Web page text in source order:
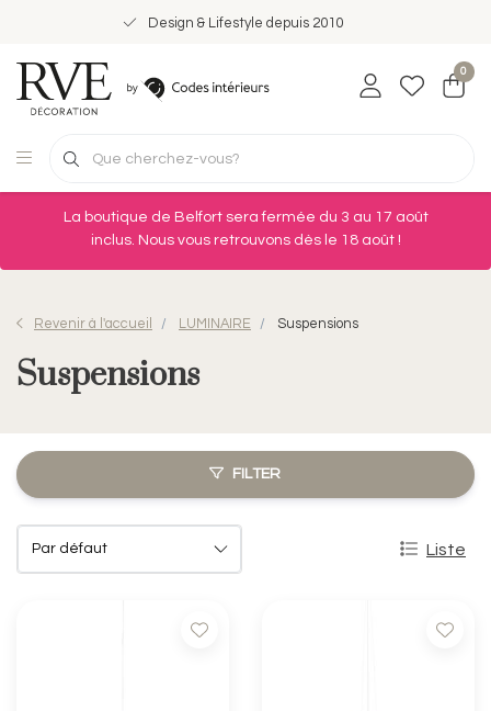
Design & Lifestyle depuis 2010
0
La boutique de Belfort sera fermée du 3 au 17 août
inclus. Nous vous retrouvons dès le 18 août !
Revenir à l'accueil LUMINAIRE Suspensions
Suspensions
FILTER
Liste